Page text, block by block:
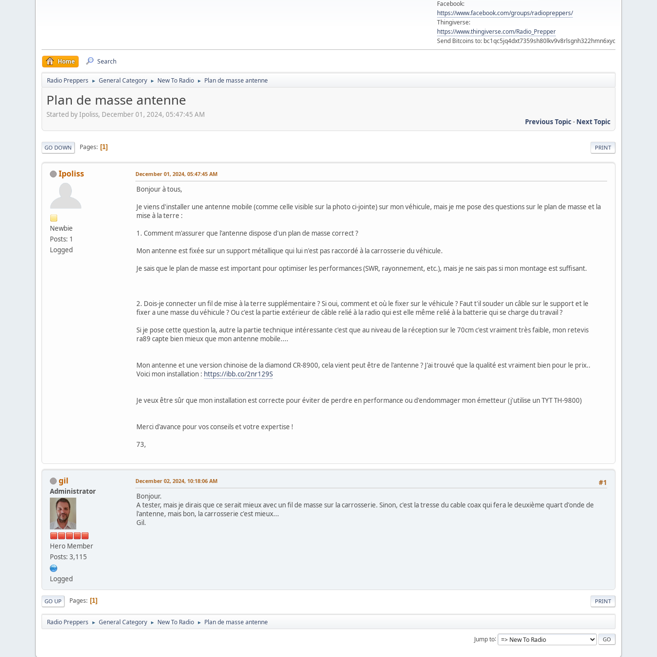
Facebook:
https://www.facebook.com/groups/radiopreppers/
Thingiverse:
https://www.thingiverse.com/Radio_Prepper
Send Bitcoins to: bc1qc5jq4dxt7359sh80lkv9v8rlsgnh322hmn6xyc
Home Search
Radio Preppers ► General Category ► New To Radio ► Plan de masse antenne
Plan de masse antenne
Started by Ipoliss, December 01, 2024, 05:47:45 AM
Previous Topic- Next Topic
PRINT
GO DOWN Pages 1
Ipoliss
Newbie
Posts: 1
Logged
December 01, 2024, 05:47:45 AM
Bonjour à tous,
Je viens d'installer une antenne mobile (comme celle visible sur la photo ci-jointe) sur mon véhicule, mais je me pose des questions sur le plan de masse et la
mise à la terre :
1. Comment m'assurer que l'antenne dispose d'un plan de masse correct ?
Mon antenne est fixée sur un support métallique qui lui n'est pas raccordé à la carrosserie du véhicule.
Je sais que le plan de masse est important pour optimiser les performances (SWR, rayonnement, etc.), mais je ne sais pas si mon montage est suffisant.
2. Dois-je connecter un fil de mise à la terre supplémentaire ? Si oui, comment et où le fixer sur le véhicule ? Faut t'il souder un câble sur le support et le
fixer a une masse du véhicule ? Ou c'est la partie extérieur de câble relié à la radio qui est elle même relié à la batterie qui se charge du travail ?
Si je pose cette question la, autre la partie technique intéressante c'est que au niveau de la réception sur le 70cm c'est vraiment très faible, mon retevis
ra89 capte bien mieux que mon antenne mobile....
Mon antenne et une version chinoise de la diamond CR-8900, cela vient peut être de l'antenne ? J'ai trouvé que la qualité est vraiment bien pour le prix..
Voici mon installation : https://ibb.co/2nr129S
Je veux être sûr que mon installation est correcte pour éviter de perdre en performance ou d'endommager mon émetteur (j'utilise un TYT TH-9800)
Merci d'avance pour vos conseils et votre expertise !
73,
gil
Administrator
Hero Member
Posts: 3,115
Logged
#1
December 02, 2024, 10:18:06 AM
Bonjour.
A tester, mais je dirais que ce serait mieux avec un fil de masse sur la carrosserie. Sinon, c'est la tresse du cable coax qui fera le deuxième quart d'onde de
l'antenne, mais bon, la carrosserie c'est mieux...
Gil.
PRINT
GO UP Pages 1
Radio Preppers ► General Category ► New To Radio ► Plan de masse antenne
Jump to